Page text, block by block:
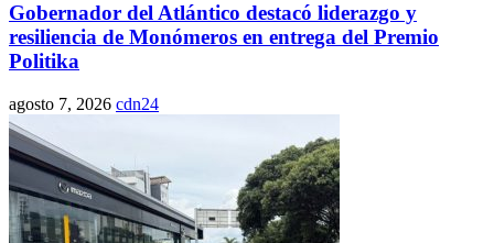
Gobernador del Atlántico destacó liderazgo y
resiliencia de Monómeros en entrega del Premio
Politika
agosto 7, 2026 cdn24